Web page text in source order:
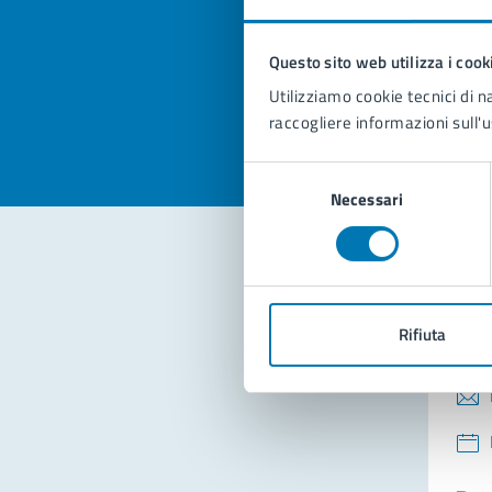
Questo sito web utilizza i
Utilizziamo cookie tecnici di
raccogliere informazioni
del
Necessari
Rifiuta
Valuta la